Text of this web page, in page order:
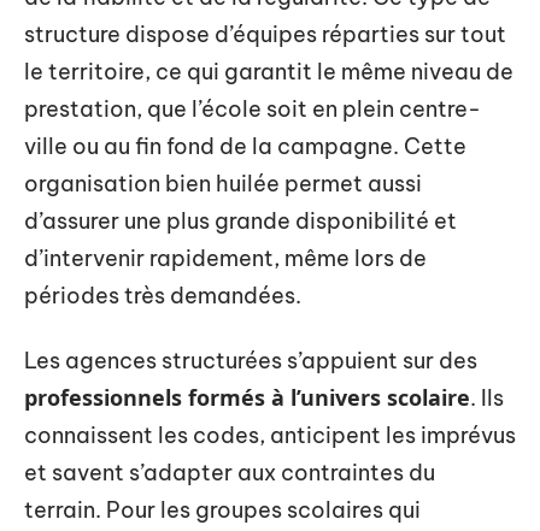
structure dispose d’équipes réparties sur tout
le territoire, ce qui garantit le même niveau de
prestation, que l’école soit en plein centre-
ville ou au fin fond de la campagne. Cette
organisation bien huilée permet aussi
d’assurer une plus grande disponibilité et
d’intervenir rapidement, même lors de
périodes très demandées.
Les agences structurées s’appuient sur des
professionnels formés à l’univers scolaire. Ils
connaissent les codes, anticipent les imprévus
et savent s’adapter aux contraintes du
terrain. Pour les groupes scolaires qui